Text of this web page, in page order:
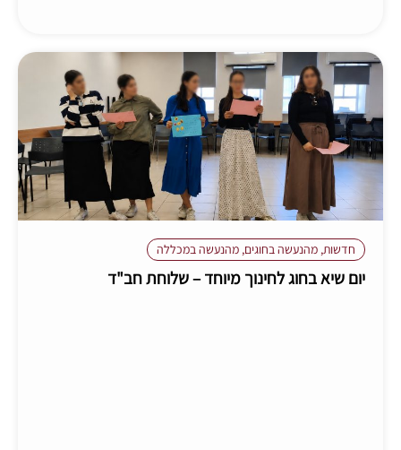
חדשות, מהנעשה בחוגים, מהנעשה במכללה
יום שיא בחוג לחינוך מיוחד – שלוחת חב"ד